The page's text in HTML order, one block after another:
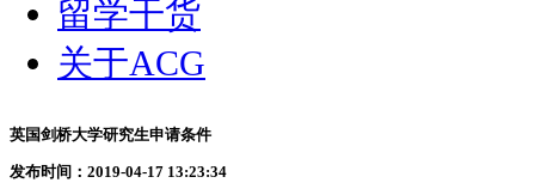
留学干货
关于ACG
英国剑桥大学研究生申请条件
发布时间：2019-04-17 13:23:34